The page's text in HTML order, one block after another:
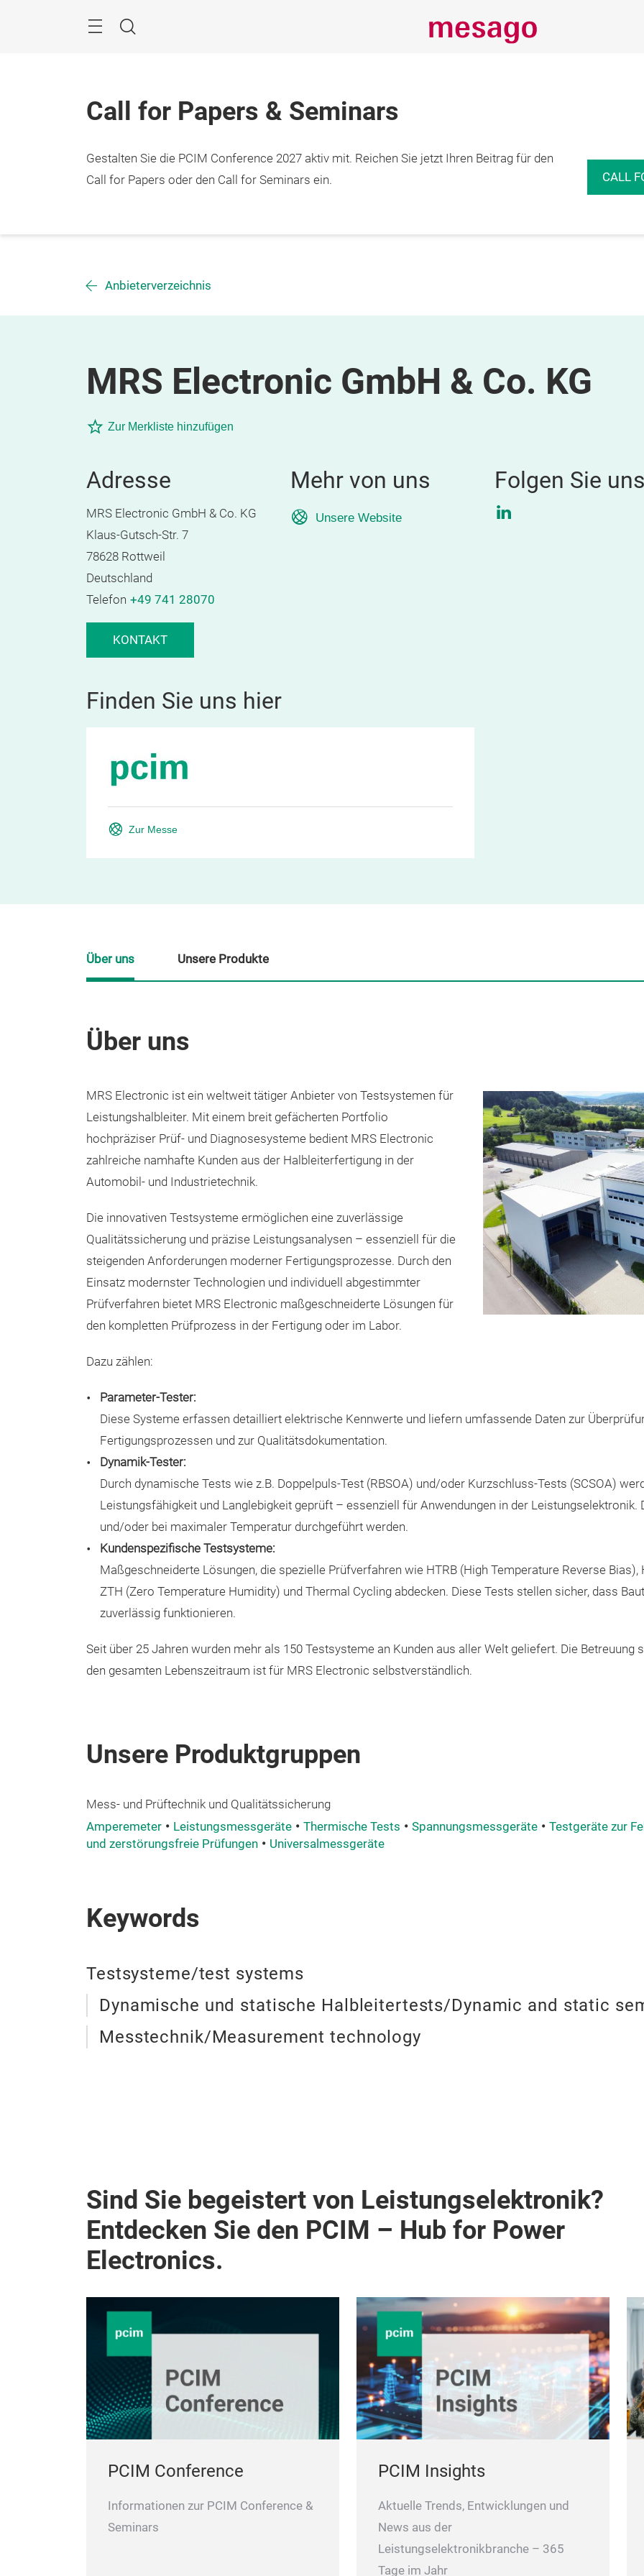
Suche
Call for Papers & Seminars
Gestalten Sie die PCIM Conference 2027 aktiv mit. Reichen Sie jetzt Ihren Beitrag für den
Call for Papers oder den Call for Seminars ein.
CALL
Anbieterverzeichnis
MRS Electronic GmbH & Co. KG
Zur Merkliste hinzufügen
Adresse
MRS Electronic GmbH & Co. KG
Klaus-Gutsch-Str. 7
78628 Rottweil
Deutschland
Telefon +49 741 28070
KONTAKT
Mehr von uns
Unsere Website
Folgen Sie uns
LinkedIn
Finden Sie uns hier
Zur Messe
Über uns
MRS Electronic ist ein weltweit tätiger Anbieter von Testsystemen für
Leistungshalbleiter. Mit einem breit gefächerten Portfolio
hochpräziser Prüf- und Diagnosesysteme bedient MRS Electronic
zahlreiche namhafte Kunden aus der Halbleiterfertigung in der
Automobil- und Industrietechnik.
Die innovativen Testsysteme ermöglichen eine zuverlässige
Qualitätssicherung und präzise Leistungsanalysen – essenziell für die
steigenden Anforderungen moderner Fertigungsprozesse. Durch den
Einsatz modernster Technologien und individuell abgestimmter
Prüfverfahren bietet MRS Electronic maßgeschneiderte Lösungen für
den kompletten Prüfprozess in der Fertigung oder im Labor.
Dazu zählen:
Parameter-Tester:
Diese Systeme erfassen detailliert elektrische Kennwerte und liefern umfassende Daten zur
Fertigungsprozessen und zur Qualitätsdokumentation.
Dynamik-Tester:
Durch dynamische Tests wie z.B. Doppelpuls-Test (RBSOA) und/oder Kurzschluss-Tests (SCSOA)
Leistungsfähigkeit und Langlebigkeit geprüft – essenziell für Anwendungen in der
und/oder bei maximaler Temperatur durchgeführt werden.
Kundenspezifische Testsysteme:
Maßgeschneiderte Lösungen, die spezielle Prüfverfahren wie HTRB (High Temperature Reverse
ZTH (Zero Temperature Humidity) und Thermal Cycling abdecken. Diese Tests stellen sicher, dass
zuverlässig funktionieren.
Seit über 25 Jahren wurden mehr als 150 Testsysteme an Kunden aus aller Welt geliefert. Die
den gesamten Lebenszeitraum ist für MRS Electronic selbstverständlich.
Unsere Produktgruppen
Mess- und Prüftechnik und Qualitätssicherung
Amperemeter
Leistungsmessgeräte Thermische Tests Spannungsmessgeräte Testgeräte zur
und zerstörungsfreie Prüfungen
Universalmessgeräte
Keywords
Testsysteme/test systems
Dynamische und statische Halbleitertests/Dynamic and static
Messtechnik/Measurement technology
Über uns Unsere Produkte
Sind Sie begeistert von Leistungselektronik?
Entdecken Sie den PCIM – Hub for Power
Electronics.
PCIM Conference
Informationen zur PCIM Conference &
Seminars
PCIM Insights
Aktuelle Trends, Entwicklungen und
News aus der
Leistungselektronikbranche – 365
Tage im Jahr